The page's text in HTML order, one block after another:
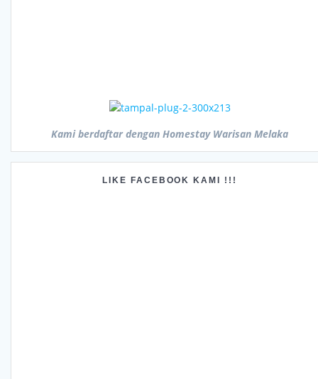
Kami berdaftar dengan Homestay Warisan Melaka
LIKE FACEBOOK KAMI !!!